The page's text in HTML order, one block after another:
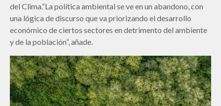
del Clima.“La política ambiental se ve en un abandono, con
una lógica de discurso que va priorizando el desarrollo
económico de ciertos sectores en detrimento del ambiente
y de la población”, añade.